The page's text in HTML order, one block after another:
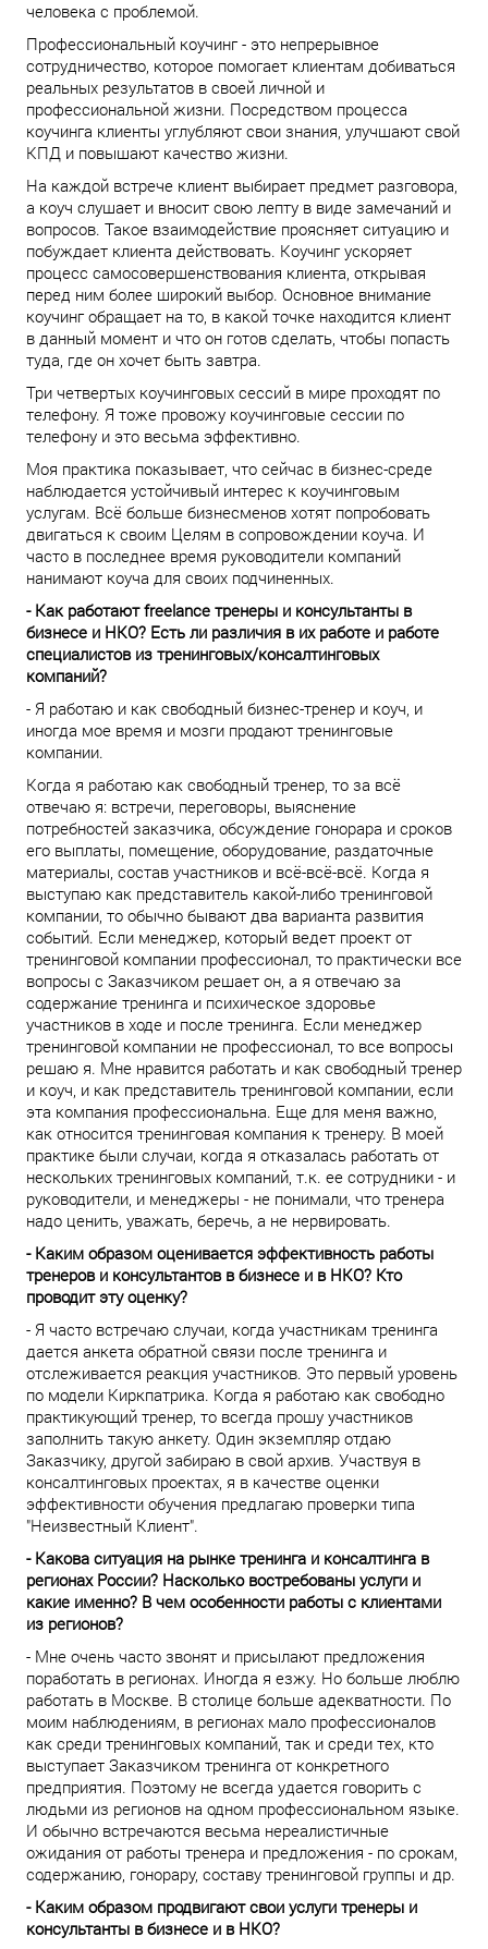
человека с проблемой.
Профессиональный коучинг - это непрерывное
сотрудничество, которое помогает клиентам добиваться
реальных результатов в своей личной и
профессиональной жизни. Посредством процесса
коучинга клиенты углубляют свои знания, улучшают свой
КПД и повышают качество жизни.
На каждой встрече клиент выбирает предмет разговора,
а коуч слушает и вносит свою лепту в виде замечаний и
вопросов. Такое взаимодействие проясняет ситуацию и
побуждает клиента действовать. Коучинг ускоряет
процесс самосовершенствования клиента, открывая
перед ним более широкий выбор. Основное внимание
коучинг обращает на то, в какой точке находится клиент
в данный момент и что он готов сделать, чтобы попасть
туда, где он хочет быть завтра.
Три четвертых коучинговых сессий в мире проходят по
телефону. Я тоже провожу коучинговые сессии по
телефону и это весьма эффективно.
Моя практика показывает, что сейчас в бизнес-среде
наблюдается устойчивый интерес к коучинговым
услугам. Всё больше бизнесменов хотят попробовать
двигаться к своим Целям в сопровождении коуча. И
часто в последнее время руководители компаний
нанимают коуча для своих подчиненных.
- Как работают freelance тренеры и консультанты в
бизнесе и НКО? Есть ли различия в их работе и работе
специалистов из тренинговых/консалтинговых
компаний?
- Я работаю и как свободный бизнес-тренер и коуч, и
иногда мое время и мозги продают тренинговые
компании.
Когда я работаю как свободный тренер, то за всё
отвечаю я: встречи, переговоры, выяснение
потребностей заказчика, обсуждение гонорара и сроков
его выплаты, помещение, оборудование, раздаточные
материалы, состав участников и всё-всё-всё. Когда я
выступаю как представитель какой-либо тренинговой
компании, то обычно бывают два варианта развития
событий. Если менеджер, который ведет проект от
тренинговой компании профессионал, то практически все
вопросы с Заказчиком решает он, а я отвечаю за
содержание тренинга и психическое здоровье
участников в ходе и после тренинга. Если менеджер
тренинговой компании не профессионал, то все вопросы
решаю я. Мне нравится работать и как свободный тренер
и коуч, и как представитель тренинговой компании, если
эта компания профессиональна. Еще для меня важно,
как относится тренинговая компания к тренеру. В моей
практике были случаи, когда я отказалась работать от
нескольких тренинговых компаний, т.к. ее сотрудники - и
руководители, и менеджеры - не понимали, что тренера
надо ценить, уважать, беречь, а не нервировать.
- Каким образом оценивается эффективность работы
тренеров и консультантов в бизнесе и в НКО? Кто
проводит эту оценку?
- Я часто встречаю случаи, когда участникам тренинга
дается анкета обратной связи после тренинга и
отслеживается реакция участников. Это первый уровень
по модели Киркпатрика. Когда я работаю как свободно
практикующий тренер, то всегда прошу участников
заполнить такую анкету. Один экземпляр отдаю
Заказчику, другой забираю в свой архив. Участвуя в
консалтинговых проектах, я в качестве оценки
эффективности обучения предлагаю проверки типа
"Неизвестный Клиент".
- Какова ситуация на рынке тренинга и консалтинга в
регионах России? Насколько востребованы услуги и
какие именно? В чем особенности работы с клиентами
из регионов?
- Мне очень часто звонят и присылают предложения
поработать в регионах. Иногда я езжу. Но больше люблю
работать в Москве. В столице больше адекватности. По
моим наблюдениям, в регионах мало профессионалов
как среди тренинговых компаний, так и среди тех, кто
выступает Заказчиком тренинга от конкретного
предприятия. Поэтому не всегда удается говорить с
людьми из регионов на одном профессиональном языке.
И обычно встречаются весьма нереалистичные
ожидания от работы тренера и предложения - по срокам,
содержанию, гонорару, составу тренинговой группы и др.
- Каким образом продвигают свои услуги тренеры и
консультанты в бизнесе и в НКО?